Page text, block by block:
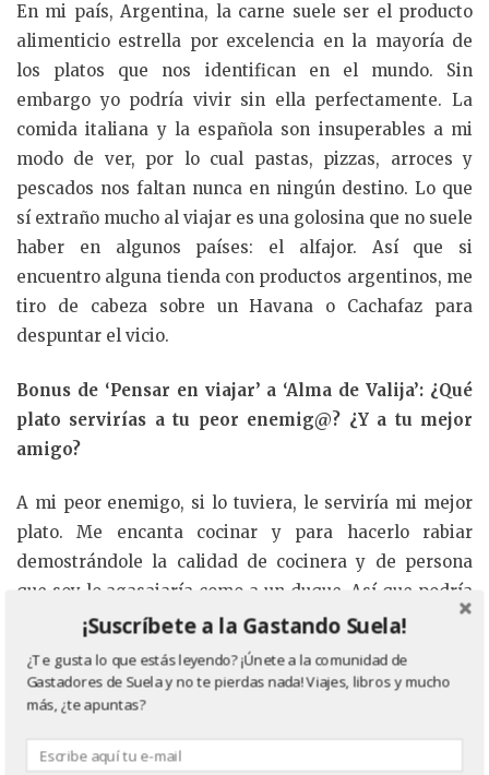
En mi país, Argentina, la carne suele ser el producto
alimenticio estrella por excelencia en la mayoría de
los platos que nos identifican en el mundo. Sin
embargo yo podría vivir sin ella perfectamente. La
comida italiana y la española son insuperables a mi
modo de ver, por lo cual pastas, pizzas, arroces y
pescados nos faltan nunca en ningún destino. Lo que
sí extraño mucho al viajar es una golosina que no suele
haber en algunos países: el alfajor. Así que si
encuentro alguna tienda con productos argentinos, me
tiro de cabeza sobre un Havana o Cachafaz para
despuntar el vicio.
Bonus de ‘Pensar en viajar’ a ‘Alma de Valija’: ¿Qué
plato servirías a tu peor enemig@? ¿Y a tu mejor
amigo?
A mi peor enemigo, si lo tuviera, le serviría mi mejor
plato. Me encanta cocinar y para hacerlo rabiar
demostrándole la calidad de cocinera y de persona
que soy lo agasajaría como a un duque. Así que podría
se alguna pasta rellena (receta familiar que se lleva
aplauso, medalla y beso) con una salsa de hongos de
pino al oporto y alguno de mis postres chocolatosos
con maracuyá.
¡Y eso es todo amigos! Esta cadena, iniciada por
¡Suscríbete a la Gastando Suela!
¿Te gusta lo que estás leyendo? ¡Únete a la comunidad de
Gastadores de Suela y no te pierdas nada! Viajes, libros y mucho
más, ¿te apuntas?